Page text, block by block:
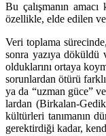
Bu çalışmanın
özellikle, elde edilen
Veri toplama
sonra yazıya döküldü
olduklarını ortaya
sorunlardan ötürü
ya da “uzman güce”
lardan (Birkalan-
kültürleri tanımanın
gerektirdiği kadar,